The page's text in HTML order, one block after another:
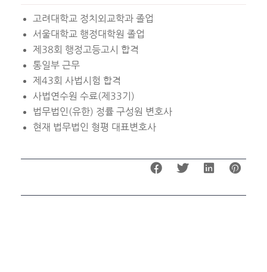
고려대학교 정치외교학과 졸업
서울대학교 행정대학원 졸업
제38회 행정고등고시 합격
통일부 근무
제43회 사법시험 합격
사법연수원 수료(제33기)
법무법인(유한) 정률 구성원 변호사
현재 법무법인 형평 대표변호사